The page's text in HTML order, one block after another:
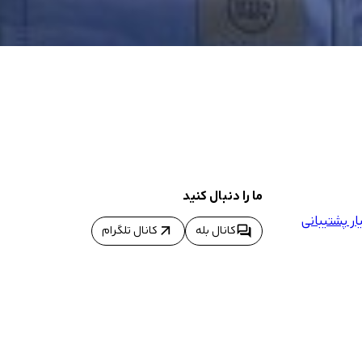
پشتیبانی
ما را دنبال کنید
forumکانال بله arrow_outward کانال تلگرام